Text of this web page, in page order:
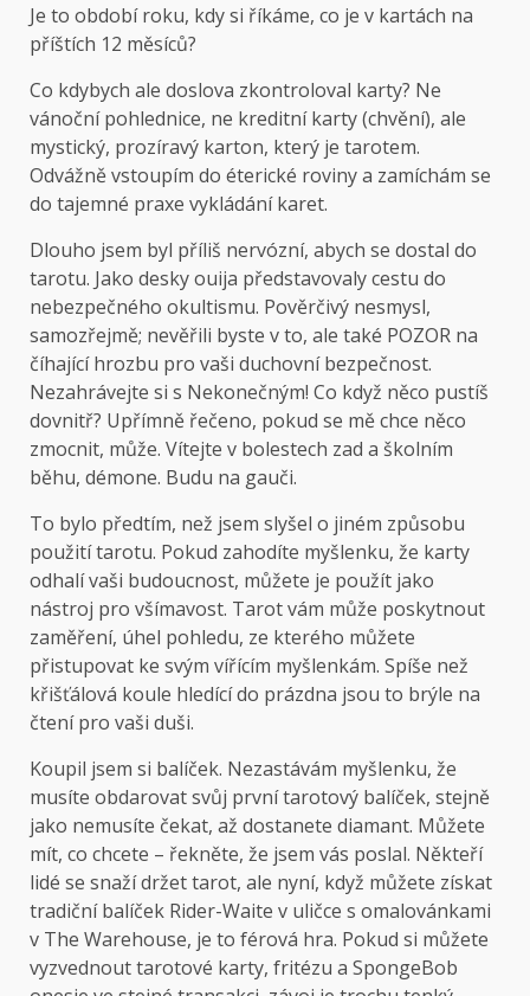
Je to období roku, kdy si říkáme, co je v kartách na
příštích 12 měsíců?
Co kdybych ale doslova zkontroloval karty? Ne
vánoční pohlednice, ne kreditní karty (chvění), ale
mystický, prozíravý karton, který je tarotem.
Odvážně vstoupím do éterické roviny a zamíchám se
do tajemné praxe vykládání karet.
Dlouho jsem byl příliš nervózní, abych se dostal do
tarotu. Jako desky ouija představovaly cestu do
nebezpečného okultismu. Pověrčivý nesmysl,
samozřejmě; nevěřili byste v to, ale také POZOR na
číhající hrozbu pro vaši duchovní bezpečnost.
Nezahrávejte si s Nekonečným! Co když něco pustíš
dovnitř? Upřímně řečeno, pokud se mě chce něco
zmocnit, může. Vítejte v bolestech zad a školním
běhu, démone. Budu na gauči.
To bylo předtím, než jsem slyšel o jiném způsobu
použití tarotu. Pokud zahodíte myšlenku, že karty
odhalí vaši budoucnost, můžete je použít jako
nástroj pro všímavost. Tarot vám může poskytnout
zaměření, úhel pohledu, ze kterého můžete
přistupovat ke svým vířícím myšlenkám. Spíše než
křišťálová koule hledící do prázdna jsou to brýle na
čtení pro vaši duši.
Koupil jsem si balíček. Nezastávám myšlenku, že
musíte obdarovat svůj první tarotový balíček, stejně
jako nemusíte čekat, až dostanete diamant. Můžete
mít, co chcete – řekněte, že jsem vás poslal. Někteří
lidé se snaží držet tarot, ale nyní, když můžete získat
tradiční balíček Rider-Waite v uličce s omalovánkami
v The Warehouse, je to férová hra. Pokud si můžete
vyzvednout tarotové karty, fritézu a SpongeBob